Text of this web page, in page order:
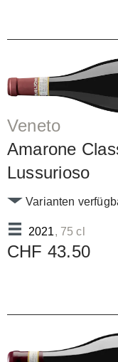
Veneto
Amarone
Lussurioso
2021, 75 cl
Varianten
CHF 43.50